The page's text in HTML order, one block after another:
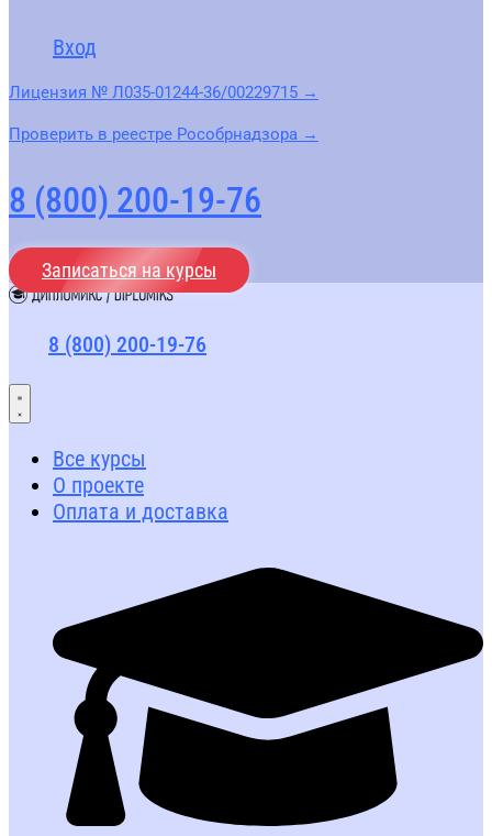
Вход
Лицензия № Л035-01244-36/00229715 →
Проверить в реестре Рособрнадзора →
8 (800) 200-19-76
Записаться на курсы
8 (800) 200-19-76
Все курсы
О проекте
Оплата и доставка